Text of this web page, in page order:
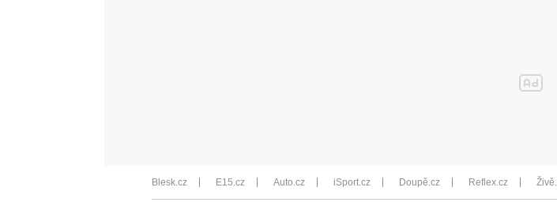
Blesk.cz E15.cz Auto.cz iSport.cz Doupě.cz Reflex.cz